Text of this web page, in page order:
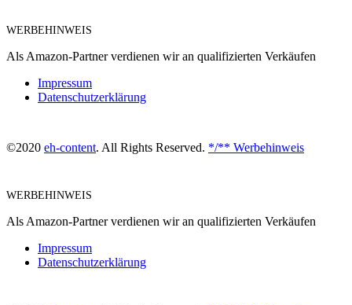
WERBEHINWEIS
Als Amazon-Partner verdienen wir an qualifizierten Verkäufen
Impressum
Datenschutzerklärung
©2020 eh-content. All Rights Reserved. */** Werbehinweis
WERBEHINWEIS
Als Amazon-Partner verdienen wir an qualifizierten Verkäufen
Impressum
Datenschutzerklärung